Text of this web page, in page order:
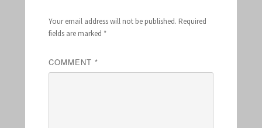
Your email address will not be published. Required
fields are marked *
COMMENT *